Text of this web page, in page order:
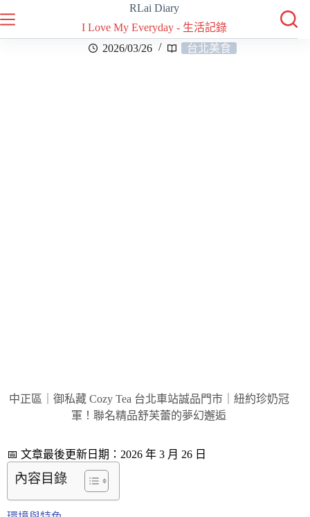
RLai Diary
I Love My Everyday - 生活記錄
2026/03/26
台北美食
中正區｜御私藏 Cozy Tea 台北車站誠品門市｜紐約珍奶冠
軍！聯名精品舒芙蕾的夢幻邂逅
📅 文章最後更新日期：2026 年 3 月 26 日
內容目錄